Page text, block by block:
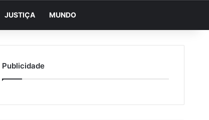
JUSTIÇA MUNDO
Publicidade